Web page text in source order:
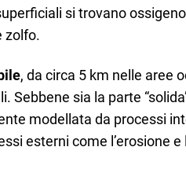
si trovano
zolfo.
, da circa 5 km nelle aree
Sebbene sia la parte
modellata da processi
esterni come l’erosione